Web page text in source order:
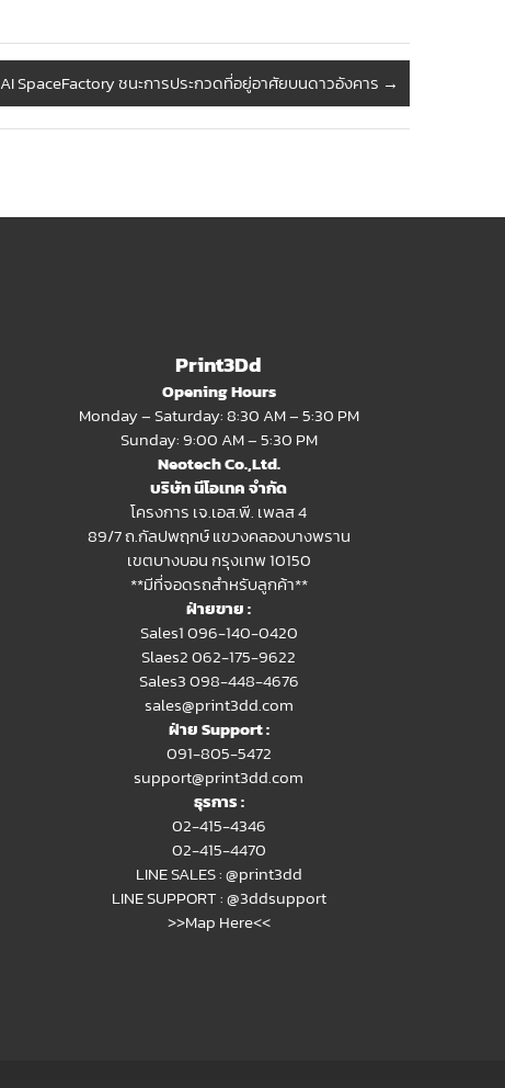
AI SpaceFactory ชนะการประกวดที่อยู่อาศัยบนดาวอังคาร →
Print3Dd
Opening Hours
Monday – Saturday: 8:30 AM – 5:30 PM
Sunday: 9:00 AM – 5:30 PM
Neotech Co.,Ltd.
บริษัท นีโอเทค จำกัด
โครงการ เจ.เอส.พี. เพลส 4
89/7 ถ.กัลปพฤกษ์ แขวงคลองบางพราน
เขตบางบอน กรุงเทพ 10150
**มีที่จอดรถสำหรับลูกค้า**
ฝ่ายขาย :
Sales1 096-140-0420
Slaes2062-175-9622
Sales3 098-448-4676
sales@print3dd.com
ฝ่าย Support :
091-805-5472
support@print3dd.com
ธุรการ :
02-415-4346
02-415-4470
LINE SALES :@print3dd
LINE SUPPORT :@3ddsupport
>>Map Here<<